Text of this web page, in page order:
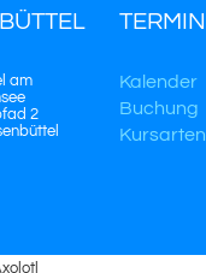
am
2
Kalender
Buchung
Kursarten